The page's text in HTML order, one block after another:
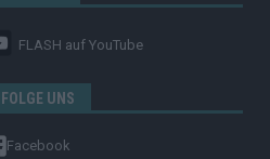
FLASH auf YouTube
FOLGE UNS
Facebook